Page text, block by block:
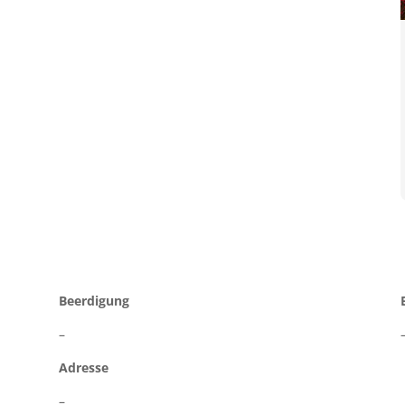
Beerdigung
–
Adresse
–